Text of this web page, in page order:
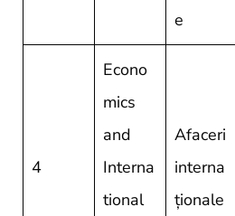
e
4
Econo
mics
and
Interna
tional
Afaceri
interna
ționale